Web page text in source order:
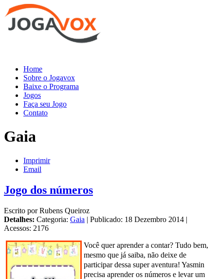
Home
Sobre o Jogavox
Baixe o Programa
Jogos
Faça seu Jogo
Contato
Gaia
Imprimir
Email
Jogo dos números
Escrito por Rubens Queiroz
Detalhes: Categoria: Gaia | Publicado: 18 Dezembro 2014 |
Acessos: 2176
Você quer aprender a contar? Tudo bem,
mesmo que já saiba, não deixe de
participar dessa super aventura! Yasmin
precisa aprender os números e levar um